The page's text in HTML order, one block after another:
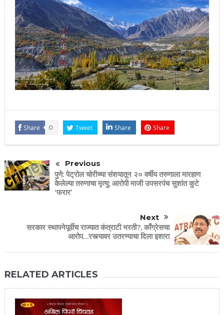
Share 0 Tweet Share Share
Previous
पुणे: पेट्रोल चोरीच्या संशयातून २० वर्षीय तरुणाला मारहाण
केलेल्या तरुणाचा मृत्यु; आरोपी माजी उपसरपंच सुशांत कुटे
‘फरार’
Next
सरकार स्थापनेपूर्वीच राज्यात कंत्राटी भरती?, काँग्रेसचा
आरोप…रस्त्यावर उतरण्याचा दिला इशारा
RELATED ARTICLES